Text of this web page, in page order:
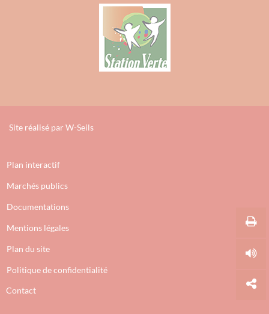
Site réalisé par W-Seils
Plan interactif
Marchés publics
Documentations
Mentions légales
Plan du site
Politique de confidentialité
Contact